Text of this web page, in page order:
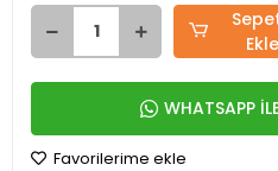
Ekle
WHATSAPP
Favorilerime ekle